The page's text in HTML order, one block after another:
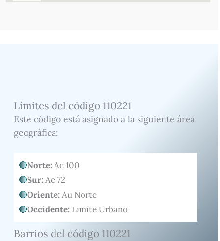
Límites del código 110221
Este código está asignado a la siguiente área
geográfica:
Norte:Ac 100
Sur:Ac 72
Oriente:Au Norte
Occidente:Limite Urbano
Barrios del código 110221